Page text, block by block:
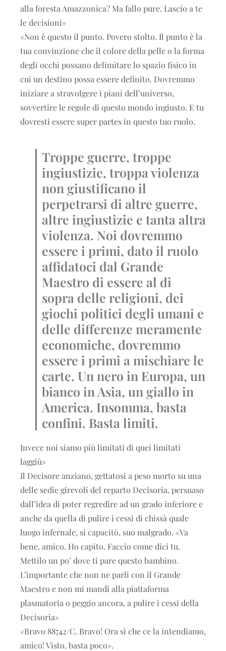
alla foresta Amazzonica? Ma fallo pure. Lascio a te
le decisioni»
«Non è questo il punto. Povero stolto. Il punto è la
tua convinzione che il colore della pelle o la forma
degli occhi possano delimitare lo spazio fisico in
cui un destino possa essere definito. Dovremmo
iniziare a stravolgere i piani dell’universo,
sovvertire le regole di questo mondo ingiusto. E tu
dovresti essere super partes in questo tuo ruolo.
Troppe guerre, troppe
ingiustizie, troppa violenza
non giustificano il
perpetrarsi di altre guerre,
altre ingiustizie e tanta altra
violenza. Noi dovremmo
essere i primi, dato il ruolo
affidatoci dal Grande
Maestro di essere al di
sopra delle religioni, dei
giochi politici degli umani e
delle differenze meramente
economiche, dovremmo
essere i primi a mischiare le
carte. Un nero in Europa, un
bianco in Asia, un giallo in
America. Insomma, basta
confini. Basta limiti.
Invece noi siamo più limitati di quei limitati
laggiù»
Il Decisore anziano, gettatosi a peso morto su una
delle sedie girevoli del reparto Decisoria, persuaso
dall’idea di poter regredire ad un grado inferiore e
anche da quella di pulire i cessi di chissà quale
luogo infernale, si capacitò, suo malgrado. «Va
bene, amico. Ho capito. Faccio come dici tu.
Mettilo un po’ dove ti pare questo bambino.
L’importante che non ne parli con il Grande
Maestro e non mi mandi alla piattaforma
plasmatoria o peggio ancora, a pulire i cessi della
Decisoria»
«Bravo 88742/C. Bravo! Ora sì che ce la intendiamo,
amico! Visto, basta poco».